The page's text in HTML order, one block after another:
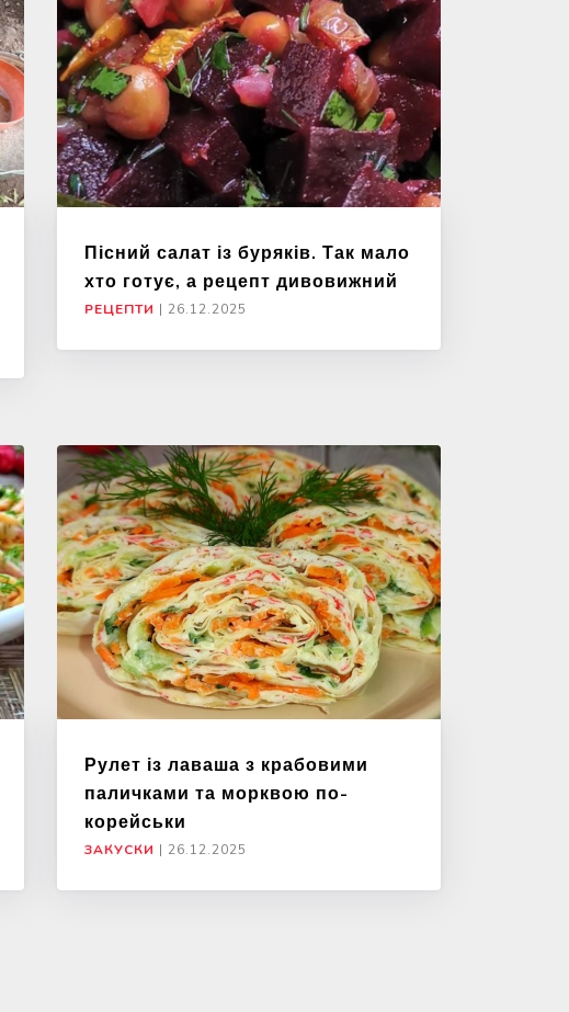
Пісний салат із буряків. Так мало
хто готує, а рецепт дивовижний
РЕЦЕПТИ | 26.12.2025
Рулет із лаваша з крабовими
паличками та морквою по-
корейськи
ЗАКУСКИ | 26.12.2025